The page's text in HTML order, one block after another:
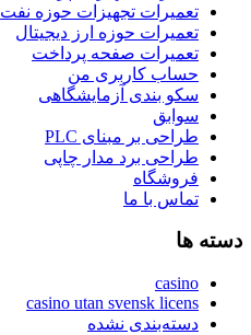
تعمیرات تجهیزات حوزه نفت
تعمیرات حوزه ارز دیجیتال
تعمیرات صفحه پرداخت
حساب کاربری من
سکو بندی آزمایشگاهی
سوابق
طراحی بر مبنای PLC
طراحی برد مدار چاپی
فروشگاه
تماس با ما
دسته ها
casino
casino utan svensk licens
دسته‌بندی نشده